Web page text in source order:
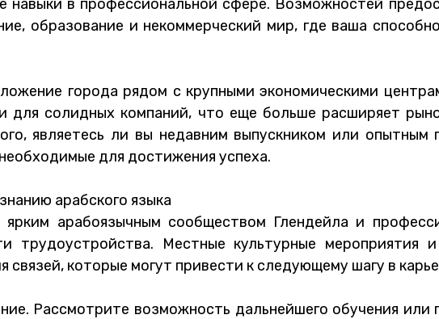
навыки в профессиональной сфере. Возможностей
образование и некоммерческий мир, где ваша
города рядом с крупными экономическими
для солидных компаний, что еще больше расширяет
являетесь ли вы недавним выпускником или опытным
для достижения успеха.
арабского языка
арабоязычным сообществом Глендейла и
трудоустройства. Местные культурные мероприятия
которые могут привести к следующему шагу в
Рассмотрите возможность дальнейшего обучения или